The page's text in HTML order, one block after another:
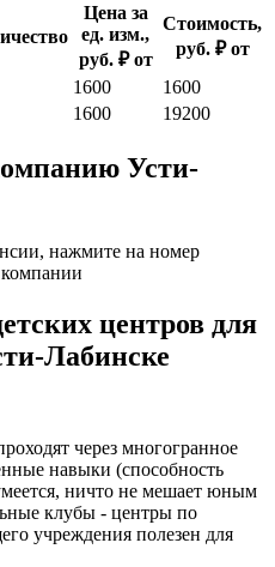
Цена за
ед. изм.,
руб. ₽ от
Стоимость,
руб. ₽ от
1600
1600
1600 19200
Усти-
нажмите на номер
центров для
Лабинске
через многогранное
навыки (способность
ничто не мешает юным
клубы - центры по
учреждения полезен для